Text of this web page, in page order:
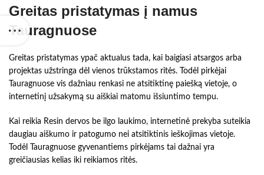
Greitas pristatymas į namus
Tauragnuose
Greitas pristatymas ypač aktualus tada, kai baigiasi atsargos arba
projektas užstringa dėl vienos trūkstamos ritės. Todėl pirkėjai
Tauragnuose vis dažniau renkasi ne atsitiktinę paiešką vietoje, o
internetinį užsakymą su aiškiai matomu išsiuntimo tempu.
Kai reikia Resin dervos be ilgo laukimo, internetinė prekyba suteikia
daugiau aiškumo ir patogumo nei atsitiktinis ieškojimas vietoje.
Todėl Tauragnuose gyvenantiems pirkėjams tai dažnai yra
greičiausias kelias iki reikiamos ritės.